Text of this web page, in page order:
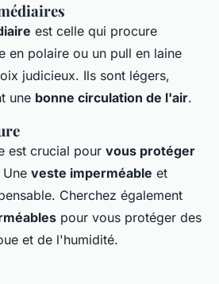
est celle qui procure
en polaire ou un pull en laine
judicieux. Ils sont légers,
une bonne circulation de l'air.
est crucial pour vous protéger
veste imperméable et
Cherchez également
pour vous protéger des
et de l'humidité.